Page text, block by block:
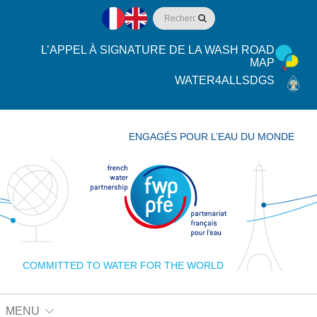
L’APPEL À SIGNATURE DE LA WASH ROAD
MAP
WATER4ALLSDGS
COMMITTED TO WATER FOR THE WORLD
ENGAGÉS POUR L’EAU DU MONDE
MENU